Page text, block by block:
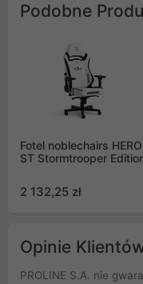
Podobne
Fotel noblechairs HERO
ST Stormtrooper
2 132,25 zł
Opinie
PROLINE S.A. nie